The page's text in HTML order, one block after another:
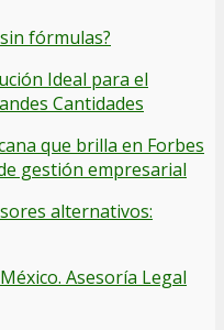
fórmulas?
Ideal para el
Cantidades
que brilla en Forbes
gestión empresarial
alternativos:
Asesoría Legal